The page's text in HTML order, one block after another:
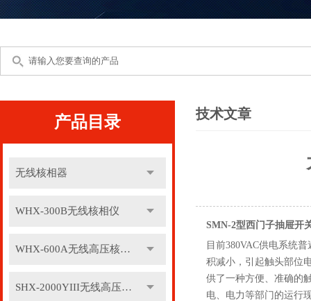
产品目录
无线核相器
WHX-300B无线核相仪
WHX-600A无线高压核相仪
SHX-2000YIII无线高压核相仪
技术文章
SMN-2型西门子抽屉开
目前380VAC供电系统
积减小，引起触头部位
供了一种方便、准确的
电、电力等部门的运行